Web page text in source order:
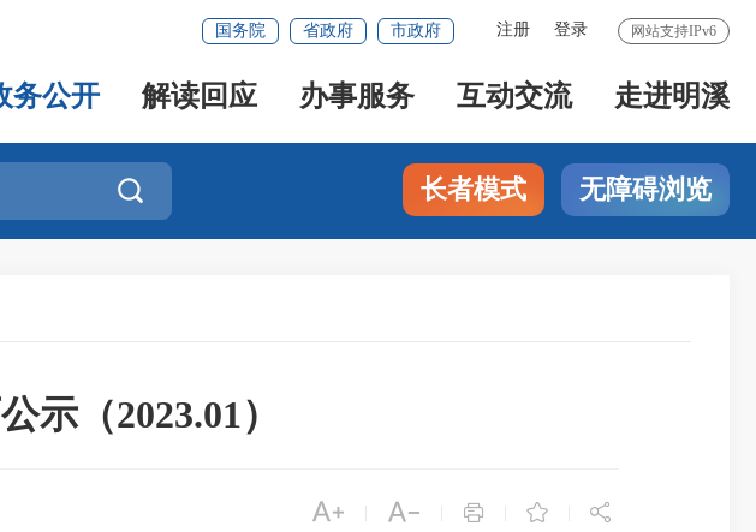
网站支持IPv6
注册 登录
国务院 省政府 市政府
务公开 解读回应 办事服务 互动交流 走进明溪
 长者模式 无障碍浏览
示（2023.01）
    